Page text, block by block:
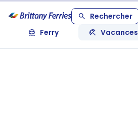
Rechercher
Ferry
Vacances